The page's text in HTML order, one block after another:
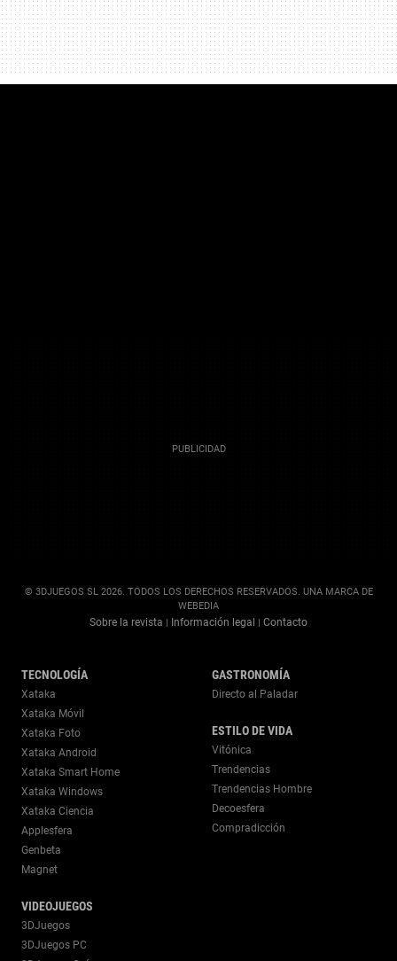
© 3DJUEGOS SL 2026. TODOS LOS DERECHOS RESERVADOS. UNA MARCA DE
WEBEDIA
Sobre la revista | Información legal | Contacto
TECNOLOGÍA
Xataka
Xataka Móvil
Xataka Foto
Xataka Android
Xataka Smart Home
Xataka Windows
Xataka Ciencia
Applesfera
Genbeta
Magnet
VIDEOJUEGOS
3DJuegos
3DJuegos PC
GASTRONOMÍA
Directo al Paladar
ESTILO DE VIDA
Vitónica
Trendencias
Trendencias Hombre
Decoesfera
Compradicción